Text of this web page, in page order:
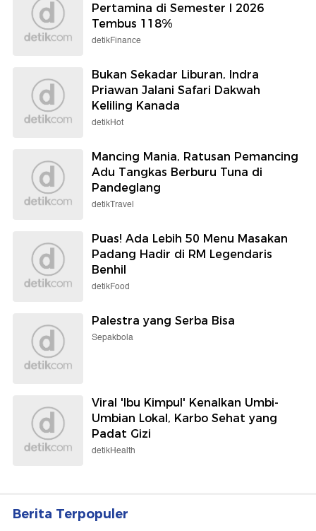
Pertamina di Semester I 2026
Tembus 118%
detikFinance
Bukan Sekadar Liburan, Indra
Priawan Jalani Safari Dakwah
Keliling Kanada
detikHot
Mancing Mania, Ratusan Pemancing
Adu Tangkas Berburu Tuna di
Pandeglang
detikTravel
Puas! Ada Lebih 50 Menu Masakan
Padang Hadir di RM Legendaris
Benhil
detikFood
Palestra yang Serba Bisa
Sepakbola
Viral 'Ibu Kimpul' Kenalkan Umbi-
Umbian Lokal, Karbo Sehat yang
Padat Gizi
detikHealth
Berita Terpopuler